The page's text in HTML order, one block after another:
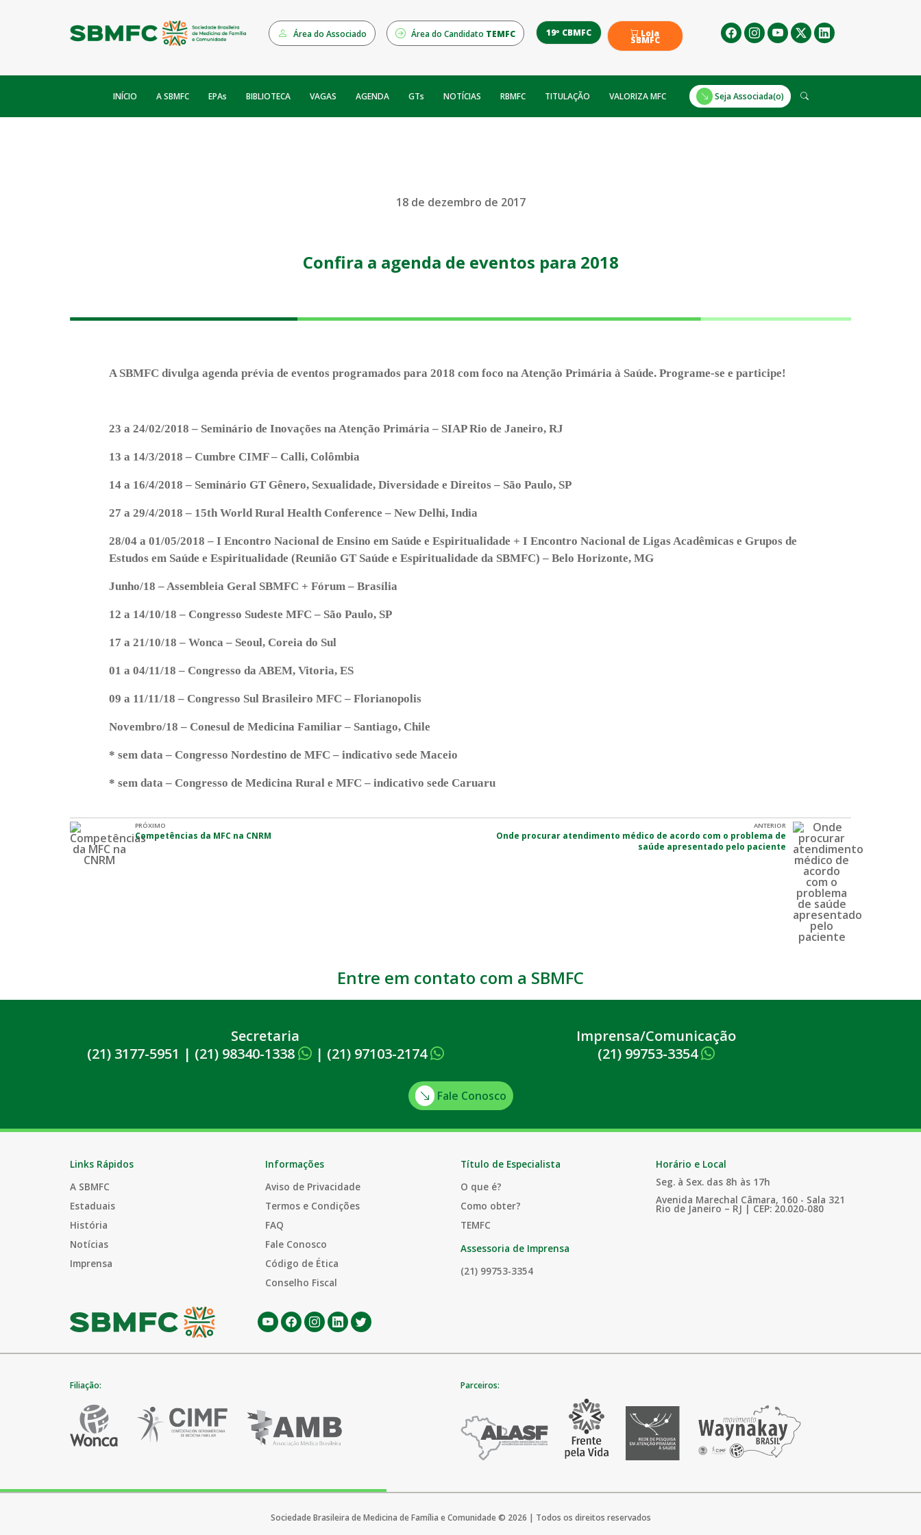
Área do Associado Área do Candidato TEMFC 19º CBMFC Loja
SBMFC
INÍCIO A SBMFC EPAs BIBLIOTECA VAGAS AGENDA GTs NOTÍCIAS RBMFC TITULAÇÃO VALORIZA MFC Seja Associada(o)
18 de dezembro de 2017
Confira a agenda de eventos para 2018
A SBMFC divulga agenda prévia de eventos programados para 2018 com foco na Atenção Primária à Saúde. Programe-se e participe!
23 a 24/02/2018 – Seminário de Inovações na Atenção Primária – SIAP Rio de Janeiro, RJ
13 a 14/3/2018 – Cumbre CIMF – Calli, Colômbia
14 a 16/4/2018 – Seminário GT Gênero, Sexualidade, Diversidade e Direitos – São Paulo, SP
27 a 29/4/2018 – 15th World Rural Health Conference – New Delhi, India
28/04 a 01/05/2018 – I Encontro Nacional de Ensino em Saúde e Espiritualidade + I Encontro Nacional de Ligas Acadêmicas e Grupos de
Estudos em Saúde e Espiritualidade (Reunião GT Saúde e Espiritualidade da SBMFC) – Belo Horizonte, MG
Junho/18 – Assembleia Geral SBMFC + Fórum – Brasília
12 a 14/10/18 – Congresso Sudeste MFC – São Paulo, SP
17 a 21/10/18 – Wonca – Seoul, Coreia do Sul
01 a 04/11/18 – Congresso da ABEM, Vitoria, ES
09 a 11/11/18 – Congresso Sul Brasileiro MFC – Florianopolis
Novembro/18 – Conesul de Medicina Familiar – Santiago, Chile
* sem data – Congresso Nordestino de MFC – indicativo sede Maceio
* sem data – Congresso de Medicina Rural e MFC – indicativo sede Caruaru
PRÓXIMO
Competências da MFC na CNRM
ANTERIOR
Onde procurar atendimento médico de acordo com o problema de
saúde apresentado pelo paciente
Entre em contato com a SBMFC
Secretaria
(21) 3177-5951 | (21) 98340-1338 | (21) 97103-2174
Imprensa/Comunicação
(21) 99753-3354
Fale Conosco
Links Rápidos
A SBMFC
Estaduais
História
Notícias
Imprensa
Informações
Aviso de Privacidade
Termos e Condições
FAQ
Fale Conosco
Código de Ética
Conselho Fiscal
Título de Especialista
O que é?
Como obter?
TEMFC
Assessoria de Imprensa
(21) 99753-3354
Horário e Local
Seg. à Sex. das 8h às 17h
Avenida Marechal Câmara, 160 - Sala 321
Rio de Janeiro – RJ | CEP: 20.020-080
Filiação: Parceiros:
Sociedade Brasileira de Medicina de Família e Comunidade © 2026 | Todos os direitos reservados